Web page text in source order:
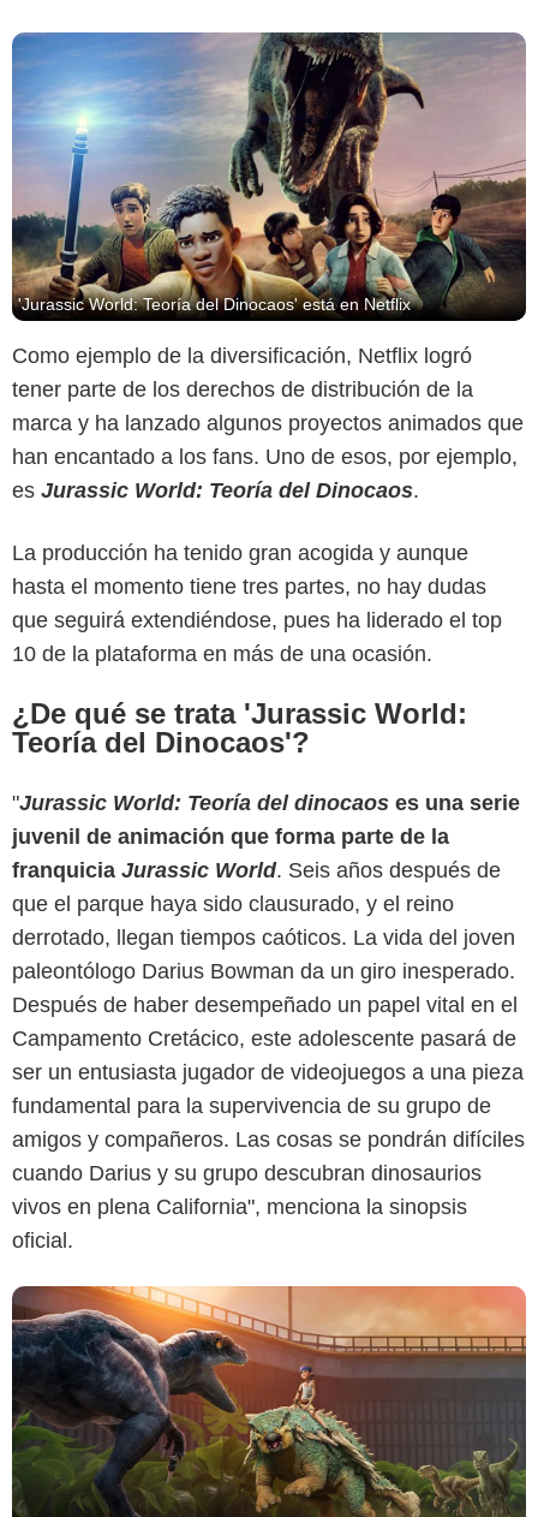
'Jurassic World: Teoría del Dinocaos' está en Netflix
Como ejemplo de la diversificación, Netflix logró
tener parte de los derechos de distribución de la
marca y ha lanzado algunos proyectos animados que
han encantado a los fans. Uno de esos, por ejemplo,
es Jurassic World: Teoría del Dinocaos.
La producción ha tenido gran acogida y aunque
hasta el momento tiene tres partes, no hay dudas
que seguirá extendiéndose, pues ha liderado el top
10 de la plataforma en más de una ocasión.
¿De qué se trata 'Jurassic World:
Teoría del Dinocaos'?
"Jurassic World: Teoría del dinocaos es una serie
juvenil de animación que forma parte de la
franquicia Jurassic World. Seis años después de
que el parque haya sido clausurado, y el reino
derrotado, llegan tiempos caóticos. La vida del joven
paleontólogo Darius Bowman da un giro inesperado.
Después de haber desempeñado un papel vital en el
Campamento Cretácico, este adolescente pasará de
ser un entusiasta jugador de videojuegos a una pieza
fundamental para la supervivencia de su grupo de
amigos y compañeros. Las cosas se pondrán difíciles
cuando Darius y su grupo descubran dinosaurios
vivos en plena California", menciona la sinopsis
oficial.
Netflix